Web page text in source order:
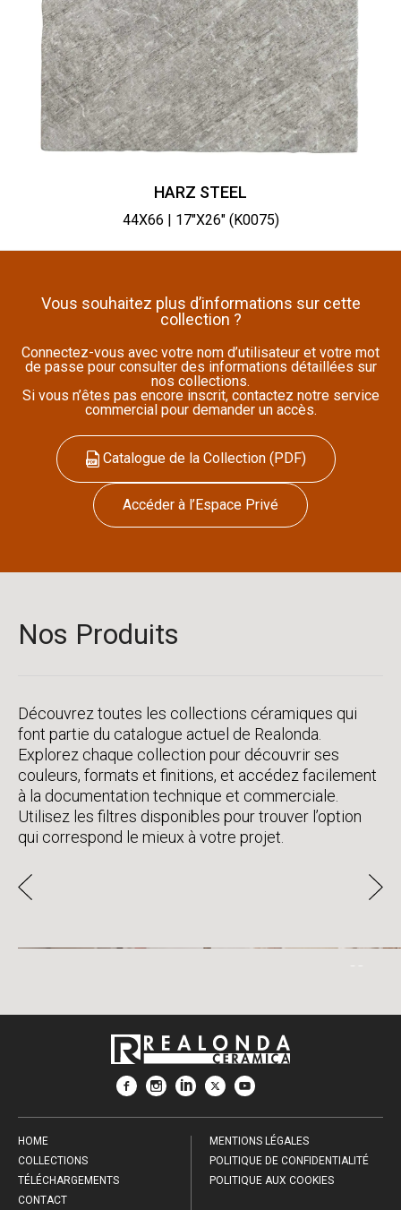
HARZ STEEL
44X66 | 17"X26" (K0075)
Vous souhaitez plus d’informations sur cette
collection ?
Connectez-vous avec votre nom d’utilisateur et votre mot
de passe pour consulter des informations détaillées sur
nos collections.
Si vous n’êtes pas encore inscrit, contactez notre service
commercial pour demander un accès.
Catalogue de la Collection (PDF)
Accéder à l’Espace Privé
Nos Produits
Découvrez toutes les collections céramiques qui
font partie du catalogue actuel de Realonda.
Explorez chaque collection pour découvrir ses
couleurs, formats et finitions, et accédez facilement
à la documentation technique et commerciale.
Utilisez les filtres disponibles pour trouver l’option
qui correspond le mieux à votre projet.
HOME
COLLECTIONS
TÉLÉCHARGEMENTS
CONTACT
MENTIONS LÉGALES
POLITIQUE DE CONFIDENTIALITÉ
POLITIQUE AUX COOKIES